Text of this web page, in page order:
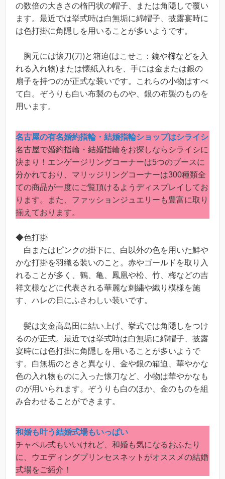
の数倍の大きさの楕円状の帽子、または角隠しで覆い
ます。最近では挙式時は白無垢に綿帽子、披露宴時に
は色打掛に角隠しを用いることが多いようです。
胸元には懐刀(刀)と箱迫(はこせこ：鏡や櫛などを入
れる入れ物)または懐紙入れを、手には金または銀の
扇子を持つのが正式な装いです。これらの小物はすべ
て白。ぞうりも白い布製のものや、銀の布製のものを
用います。
名古屋の有名婚約指輪・結婚指輪ショップはシライシ
名古屋で婚約指輪・結婚指輪をお探しならシライシに
決まり！エンゲージリングコーナーは5つのブースに
分かれており、マリッジリングコーナーは300種類全
ての商品が一度にご覧頂けるようディスプレイしてお
ります。また、ファッションジュエリーも豊富に取り
揃えております。
◆色打掛
白またはピンクの掛下に、白以外の色を用いた鮮や
かな打掛を羽織る装いのこと。赤やゴールドを取り入
れることが多く、鶴、亀、鳳凰や松、竹、梅などの吉
祥文様などに代表される華麗な刺繍や織り模様を施
す、ハレの日にふさわしい装いです。
髪は文金高島田に結い上げ、挙式では角隠しをつけ
るのが正式。最近では挙式時は白無垢に綿帽子、披露
宴時には色打掛に角隠しを用いることが多いようで
す。白無垢のときと異なり、金や銀の箱迫、華やかな
色の入れ物ものに入った懐刀など、小物は華やかなも
のが用いられます。ぞうりも白のほか、金のものを組
み合わせることができます。
和婚も叶う結婚式場もいっぱい
チャペル式もいいけれど、和婚も気になるおふたり
に、ウエディングプリンセスネットがオススメの結婚
式場をご紹介！